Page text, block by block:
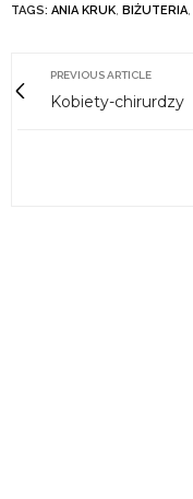
TAGS: ANIA KRUK BIŻUTERIA
PREVIOUS ARTICLE
Kobiety-chirurdzy